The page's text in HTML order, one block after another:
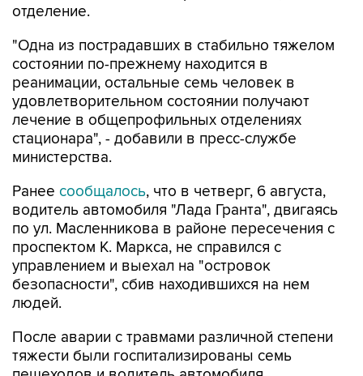
"Одна из пострадавших в стабильно тяжелом
реанимации, остальные семь человек в
удовлетворительном состоянии получают
лечение в общепрофильных отделениях
стационара", - добавили в пресс-службе
министерства.
Ранеесообщалось
по ул. Масленникова в районе пересечения с
проспектом К. Маркса, не справился с
управлением и выехал на "островок
безопасности", сбив находившихся на нем
людей.
После аварии с травмами различной степени
пешеходов и водитель автомобиля.